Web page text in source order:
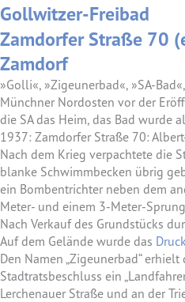
Gollwitzer-Freibad
Zamdorfer Straße 70
Zamdorf
»Golli«, »Zigeunerbad«, »SA-
Münchner Nordosten vor der
die SA das Heim, das Bad wurde
1937: Zamdorfer Straße 70:
Nach dem Krieg verpachtete die
blanke Schwimmbecken übrig
ein Bombentrichter neben dem
Meter- und einem 3-Meter-
Nach Verkauf des Grundstücks
Auf dem Gelände wurde das
Den Namen „Zigeunerbad“
Stadtratsbeschluss ein
Lerchenauer Straße und an der